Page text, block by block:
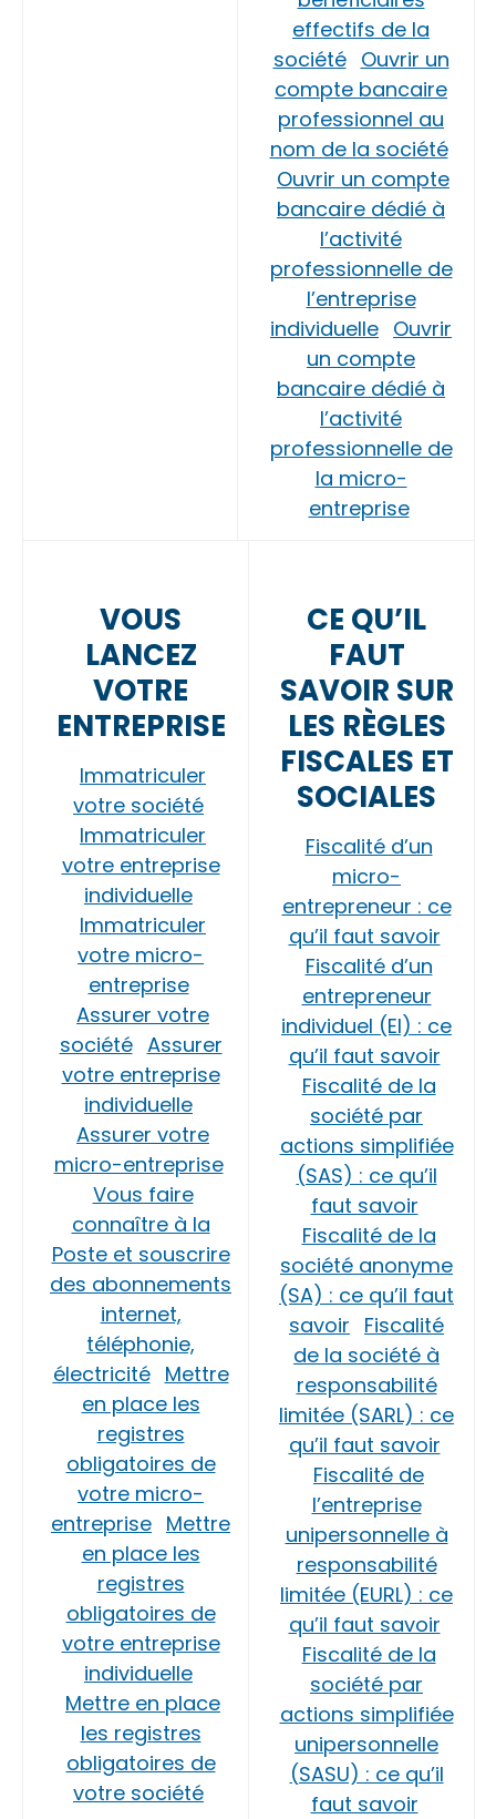
effectifs de la
société Ouvrir un
compte bancaire
professionnel au
nom de la société
Ouvrir un compte
bancaire dédié à
l’activité
professionnelle de
l’entreprise
individuelle Ouvrir
un compte
bancaire dédié à
l’activité
professionnelle de
la micro-
entreprise
VOUS
LANCEZ
VOTRE
ENTREPRISE
Immatriculer
votre société
Immatriculer
votre entreprise
individuelle
Immatriculer
votre micro-
entreprise
Assurer votre
société Assurer
votre entreprise
individuelle
Assurer votre
micro-entreprise
Vous faire
connaître à la
Poste et souscrire
des abonnements
internet,
téléphonie,
électricité Mettre
en place les
registres
obligatoires de
votre micro-
entreprise Mettre
en place les
registres
obligatoires de
votre entreprise
individuelle
Mettre en place
les registres
obligatoires de
votre société
CE QU’IL
FAUT
SAVOIR SUR
LES RÈGLES
FISCALES ET
SOCIALES
Fiscalité d’un
micro-
entrepreneur : ce
qu’il faut savoir
Fiscalité d’un
entrepreneur
individuel (EI) : ce
qu’il faut savoir
Fiscalité de la
société par
actions simplifiée
(SAS) : ce qu’il
faut savoir
Fiscalité de la
société anonyme
(SA) : ce qu’il faut
savoir Fiscalité
de la société à
responsabilité
limitée (SARL) : ce
qu’il faut savoir
Fiscalité de
l’entreprise
unipersonnelle à
responsabilité
limitée (EURL) : ce
qu’il faut savoir
Fiscalité de la
société par
actions simplifiée
unipersonnelle
(SASU) : ce qu’il
faut savoir